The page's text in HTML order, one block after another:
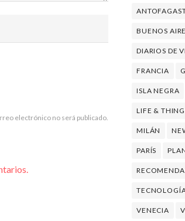
electrónico no será publicado.
BUENOS
DIARIOS DE
FRANCIA
ISLA NEGRA
LIFE &
MILÁN
PARÍS
VENECIA